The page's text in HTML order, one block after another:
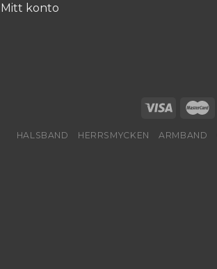
Mitt konto
HALSBAND HERRSMYCKEN ARMBAND